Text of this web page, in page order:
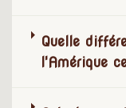
Quelle
l'Amérique